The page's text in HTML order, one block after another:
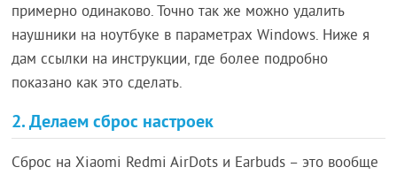
примерно одинаково. Точно так же можно удалить
наушники на ноутбуке в параметрах Windows. Ниже я
дам ссылки на инструкции, где более подробно
показано как это сделать.
2. Делаем сброс настроек
Сброс на Xiaomi Redmi AirDots и Earbuds – это вообще